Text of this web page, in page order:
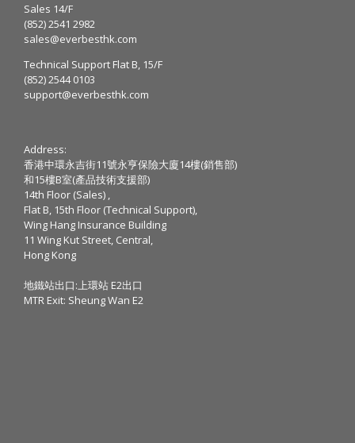
Sales 14/F
(852) 2541 2982
sales@everbesthk.com
Technical Support Flat B, 15/F
(852) 2544 0103
support@everbesthk.com
Address:
香港中環永吉街11號永亨保險大廈14樓(銷售部)
和15樓B室(產品技術支援部)
14th Floor (Sales) ,
Flat B, 15th Floor (Technical Support),
Wing Hang Insurance Building
11 Wing Kut Street, Central,
Hong Kong
地鐵站出口:上環站 E2出口
MTR Exit: Sheung Wan E2